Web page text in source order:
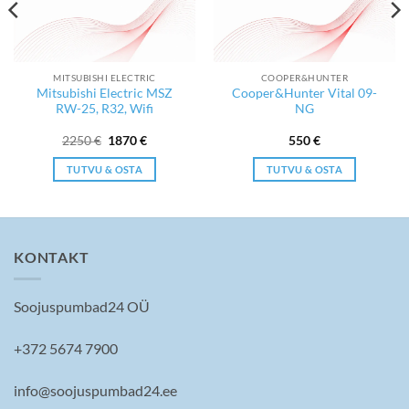
MITSUBISHI ELECTRIC
Mitsubishi Electric MSZ
RW-25, R32, Wifi
2250€ Algne
oli:
2250 €.
1870€Current
is:
TUTVU & OSTA
COOPER&HUNTER
Cooper&Hunter Vital 09-
NG
550€
TUTVU & OSTA
KONTAKT
Soojuspumbad24 OÜ
+372 5674 7900
info@soojuspumbad24.ee